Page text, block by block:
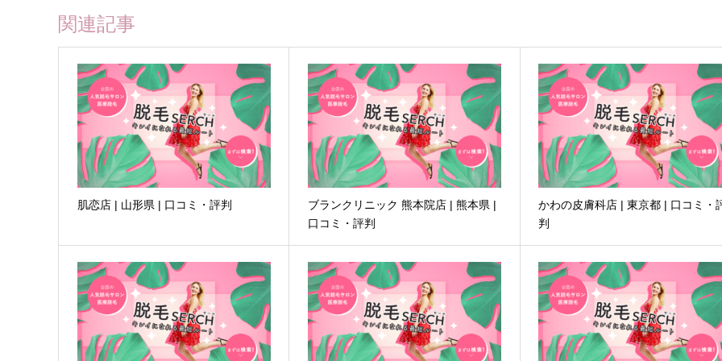
関連記事
肌恋店 | 山形県 | 口コミ・評判
ブランクリニック 熊本院店 | 熊本県 |
口コミ・評判
かわの皮膚科店 | 東京都 | 口コミ・
判